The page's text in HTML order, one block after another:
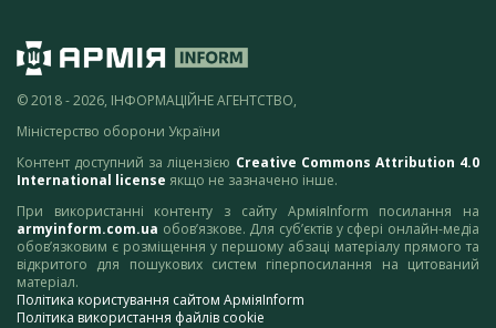
© 2018 - 2026, ІНФОРМАЦІЙНЕ АГЕНТСТВО,
Міністерство оборони України
Контент доступний за ліцензією Creative Commons Attribution 4.0
International license якщо не зазначено інше.
При використанні контенту з сайту АрміяInform посилання на
armyinform.com.ua обов’язкове. Для суб’єктів у сфері онлайн-медіа
обов’язковим є розміщення у першому абзаці матеріалу прямого та
відкритого для пошукових систем гіперпосилання на цитований
матеріал.
Політика користування сайтом АрміяInform
Політика використання файлів cookie